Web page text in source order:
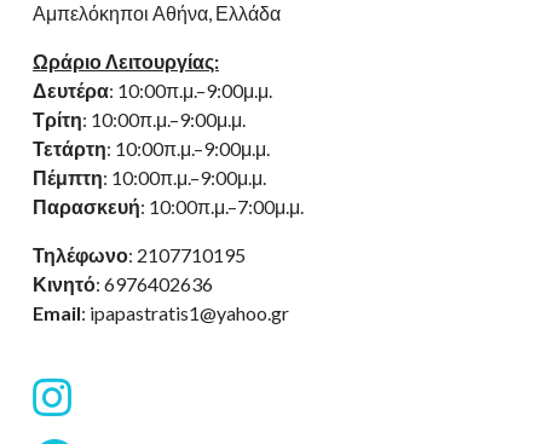
Αμπελόκηποι Αθήνα, Ελλάδα
Ωράριο Λειτουργίας:
Δευτέρα: 10:00π.μ.–9:00μ.μ.
Τρίτη: 10:00π.μ.–9:00μ.μ.
Τετάρτη: 10:00π.μ.–9:00μ.μ.
Πέμπτη: 10:00π.μ.–9:00μ.μ.
Παρασκευή: 10:00π.μ.–7:00μ.μ.
Τηλέφωνο: 2107710195
Κινητό: 6976402636
Email: ipapastratis1@yahoo.gr
fab